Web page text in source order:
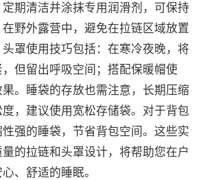
期清洁并涂抹专用润滑剂，可保持
野外露营中，避免在拉链区域放置
罩使用技巧包括：在寒冷夜晚，将
但留出呼吸空间；搭配保暖帽使
。睡袋的存放也需注意，长期压缩
，建议使用宽松存储袋。对于背包
强的睡袋，节省背包空间。这些实
的拉链和头罩设计，将帮助您在户
、舒适的睡眠。